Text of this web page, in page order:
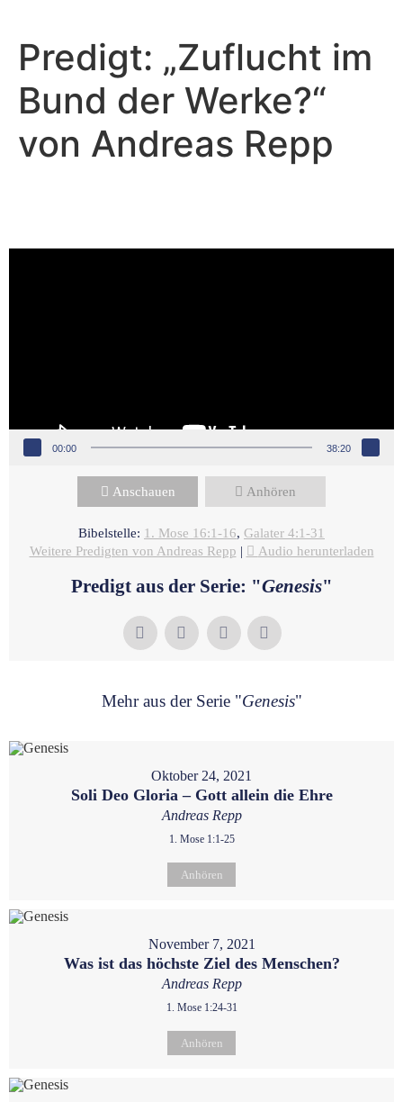
Predigt: „Zuflucht im
Bund der Werke?“
von Andreas Repp
Video-Player
00:00 38:20
Anschauen Anhören
Bibelstelle: 1. Mose 16:1-16, Galater 4:1-31
Weitere Predigten von Andreas Repp | Audio herunterladen
Predigt aus der Serie: "Genesis"
Mehr aus der Serie "Genesis"
Oktober 24, 2021
Soli Deo Gloria – Gott allein die Ehre
Andreas Repp
1. Mose 1:1-25
Anhören
November 7, 2021
Was ist das höchste Ziel des Menschen?
Andreas Repp
1. Mose 1:24-31
Anhören